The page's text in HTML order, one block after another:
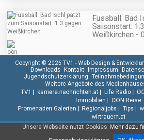
Fussball: Bad
Saisonstart:
Weißkirchen -
Unsere Webseite nutzt Cookies. Mehr dazu
Copyright © 2026 TV1 - Web Design &
Downloads
Kontakt Impressum
Jugendschutzerklärung
Weitere Angebote des
TV1
karriere.nachrichten.at| Life Radio|
Immobilien
OÖN Reise
Promenaden Galerien
Regionaljobs Tips
wirtrauern.at